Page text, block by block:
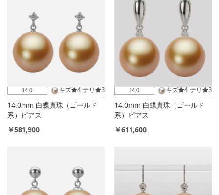
14.0 キズ 4 テリ 3
14.0mm 白蝶真珠（ゴールド
系）ピアス
￥581,900
14.0 キズ 4 テリ 3
14.0mm 白蝶真珠（ゴールド
系）ピアス
￥611,600